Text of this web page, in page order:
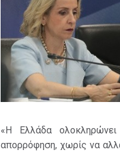
«Η Ελλάδα
απορρόφηση, χωρίς να